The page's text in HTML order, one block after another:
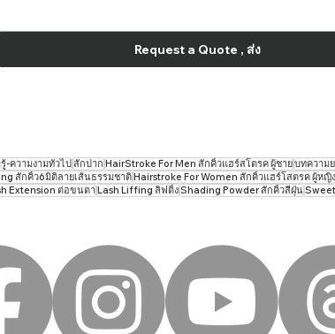
Request a Quote , ส่ง
-ความงามทั่วไปสักปากHairStroke For Men สักคิ้วแฮร์สโตรค ผู้ชายบทความ
สักคิ้ว6มิติลายเส้นธรรมชาติHairstroke For Women สักคิ้วแฮร์โสตรค ผู้หญิง
Extension ต่อขนตาLash Liffing ลิฟติ้งShading Powder สักคิ้วสีฝุ่น